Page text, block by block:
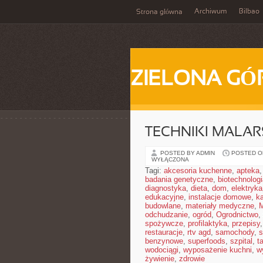
Strona główna Archiwum Bilbao
ZIELONA
TECHNIKI
POSTED BY ADMIN POSTED
WYŁĄCZONA
Tagi: akcesoria kuchenne, apteka,
badania genetyczne,
diagnostyka, dieta, dom, elektryka
edukacyjne, instalacje domowe,
budowlane, materiały medyczne,
odchudzanie, ogród, Ogrodnictwo,
spożywcze, profilaktyka, przepisy,
restauracje, rtv agd, samochody,
benzynowe, superfoods, szpital ,
wodociągi, wyposażenie kuchni,
żywienie, zdrowie